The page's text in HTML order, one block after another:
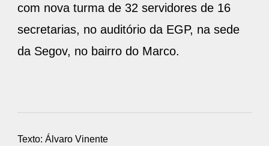
com nova turma de 32 servidores de 16
secretarias, no auditório da EGP, na sede
da Segov, no bairro do Marco.
Texto: Álvaro Vinente